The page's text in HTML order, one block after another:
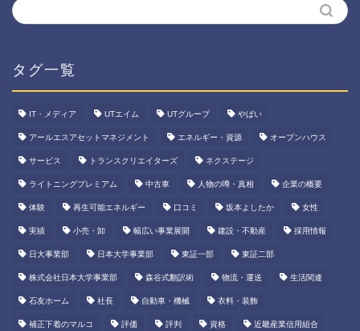
タグ一覧
IT・メディア UTエイム UTグループ やばい
アールエスアセットマネジメント エネルギー・資源 オープンハウス
サービス トランスクリエイターズ ネクステージ
ライトニングプレミアム 中古車 人物の噂・真相 企業の概要
体験 再生可能エネルギー 口コミ 坂本よしたか 女性
実績 小売・卸 幅広い事業展開 建設・不動産 採用情報
日大事業部 日本大学事業部 東証一部 東証二部
株式会社日本大学事業部 森谷式翻訳術 物流・運送 生活関連
石友ホーム 社長 自動車・機械 衣料・装飾
補正下着のマルコ 評価 評判 資格 近畿産業信用組合